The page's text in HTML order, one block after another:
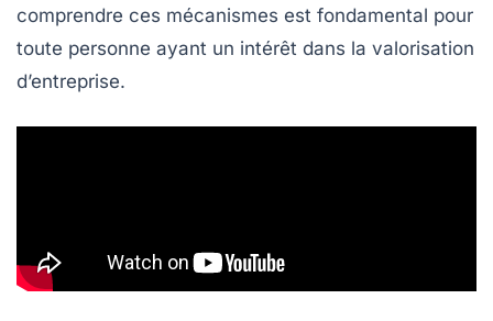
comprendre ces mécanismes est fondamental pour
toute personne ayant un intérêt dans la valorisation
d’entreprise.